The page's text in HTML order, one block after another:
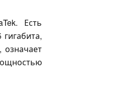
Есть
означает